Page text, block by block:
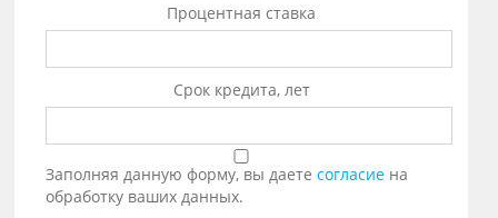
Процентная ставка
Срок кредита, лет
Заполняя данную форму, вы даетесогласие на
обработку ваших данных.